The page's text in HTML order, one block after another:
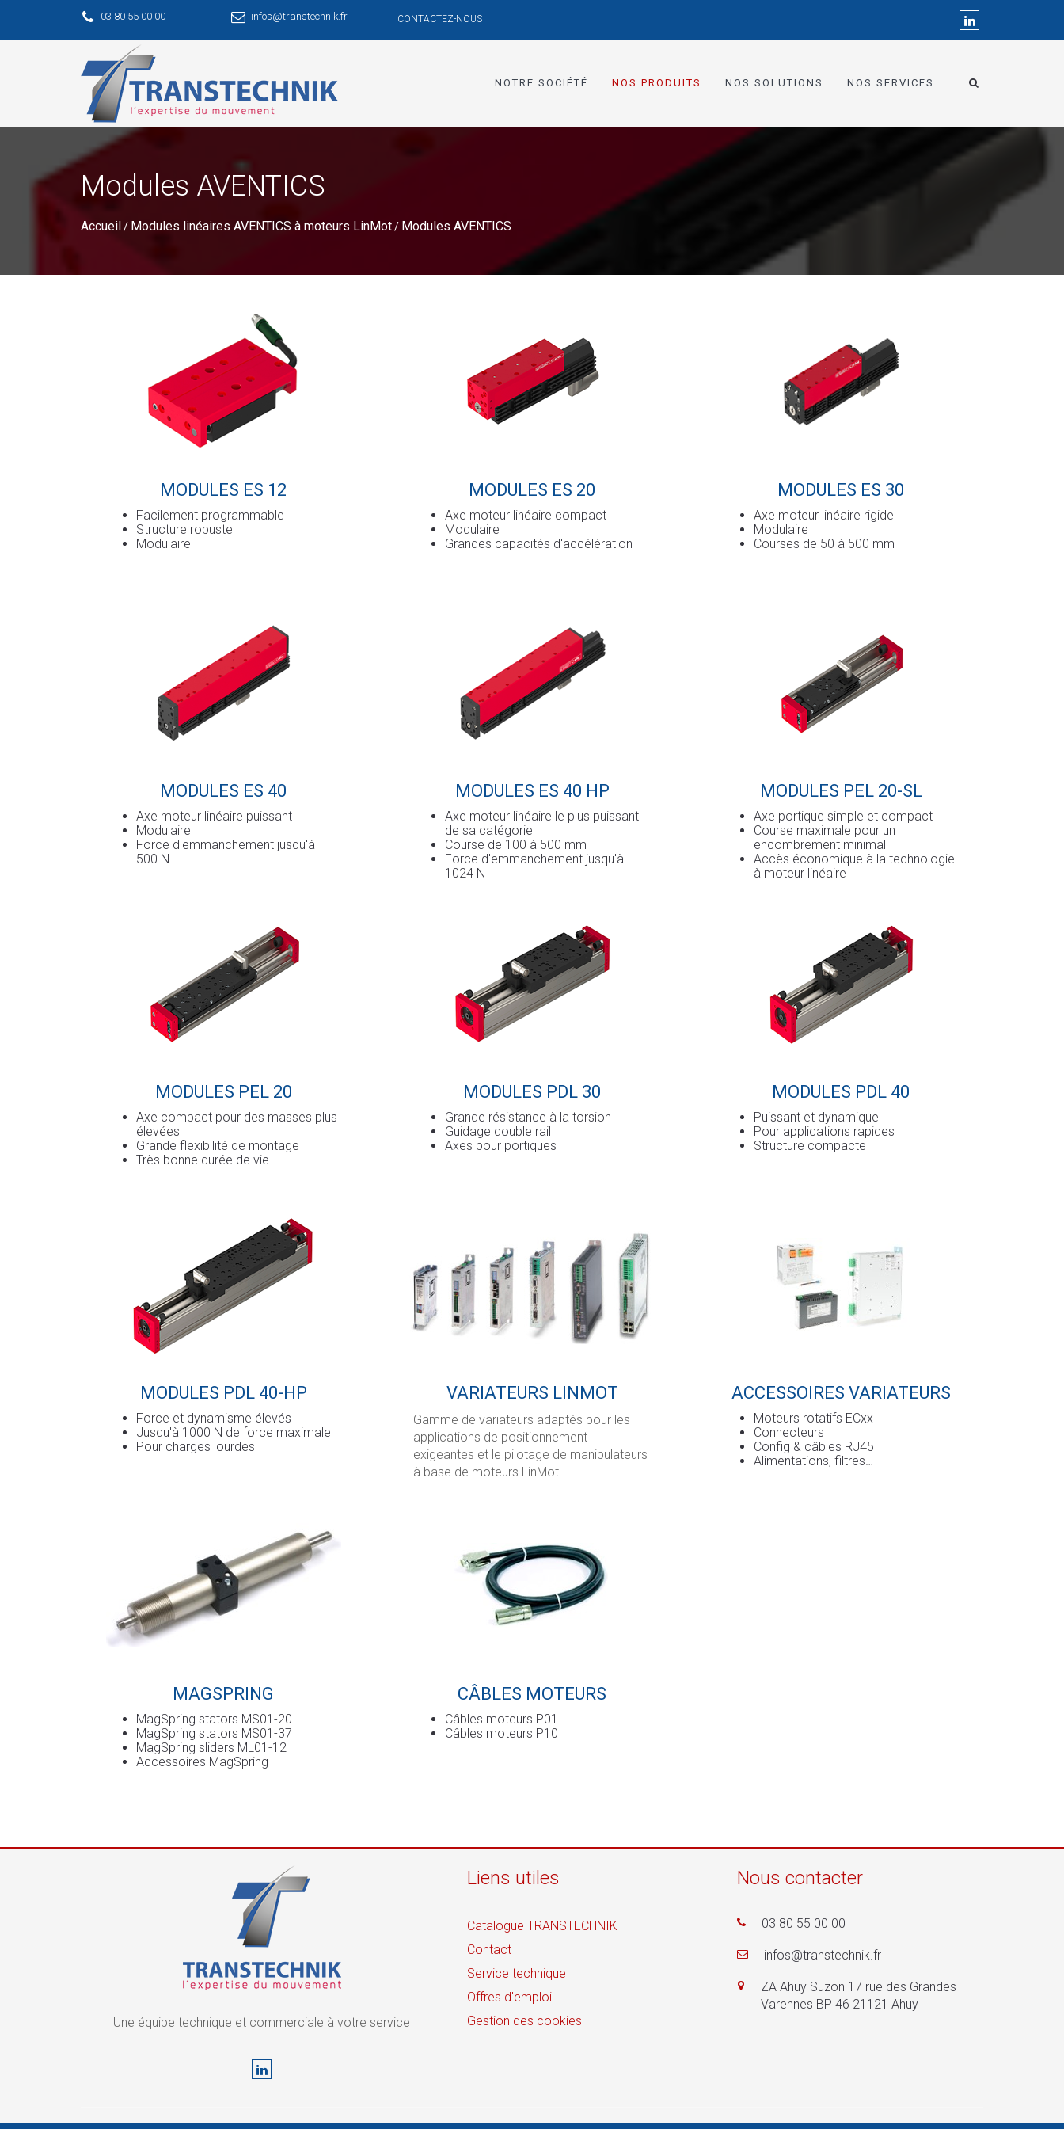
03 80 55 00 00 infos@transtechnik.fr CONTACTEZ-NOUS
NOTRE SOCIÉTÉ NOS PRODUITS NOS SOLUTIONS NOS SERVICES
Modules AVENTICS
Accueil/ Modules linéaires AVENTICS à moteurs LinMot/ Modules AVENTICS
MODULES ES 12
Facilement programmable
Structure robuste
Modulaire
MODULES ES 20
Axe moteur linéaire compact
Modulaire
Grandes capacités d'accélération
MODULES ES 30
Axe moteur linéaire rigide
Modulaire
Courses de 50 à 500 mm
MODULES ES 40
Axe moteur linéaire puissant
Modulaire
Force d'emmanchement jusqu'à
500 N
MODULES ES 40 HP
Axe moteur linéaire le plus puissant
de sa catégorie
Course de 100 à 500 mm
Force d'emmanchement jusqu'à
1024 N
MODULES PEL 20-SL
Axe portique simple et compact
Course maximale pour un
encombrement minimal
Accès économique à la technologie
à moteur linéaire
MODULES PEL 20
Axe compact pour des masses plus
élevées
Grande flexibilité de montage
Très bonne durée de vie
MODULES PDL 30
Grande résistance à la torsion
Guidage double rail
Axes pour portiques
MODULES PDL 40
Puissant et dynamique
Pour applications rapides
Structure compacte
MODULES PDL 40-HP
Force et dynamisme élevés
Jusqu'à 1000 N de force maximale
Pour charges lourdes
VARIATEURS LINMOT
Gamme de variateurs adaptés pour les
applications de positionnement
exigeantes et le pilotage de manipulateurs
à base de moteurs LinMot.
ACCESSOIRES VARIATEURS
Moteurs rotatifs ECxx
Connecteurs
Config & câbles RJ45
Alimentations, filtres…
MAGSPRING
MagSpring stators MS01-20
MagSpring stators MS01-37
MagSpring sliders ML01-12
Accessoires MagSpring
CÂBLES MOTEURS
Câbles moteurs P01
Câbles moteurs P10
Une équipe technique et commerciale à votre service
Liens utiles
Catalogue TRANSTECHNIK
Contact
Service technique
Offres d'emploi
Gestion des cookies
Nous contacter
03 80 55 00 00
infos@transtechnik.fr
ZA Ahuy Suzon 17 rue des Grandes
Varennes BP 46 21121 Ahuy